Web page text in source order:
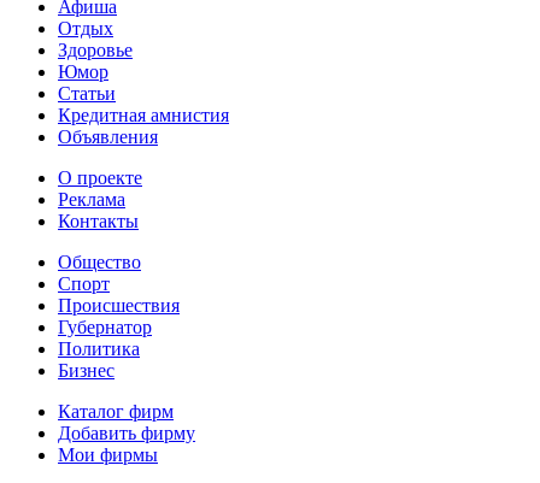
Афиша
Отдых
Здоровье
Юмор
Статьи
Кредитная амнистия
Объявления
О проекте
Реклама
Контакты
Общество
Спорт
Происшествия
Губернатор
Политика
Бизнес
Каталог фирм
Добавить фирму
Мои фирмы